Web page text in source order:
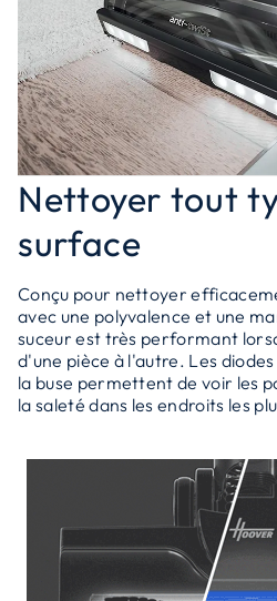
Nettoyer tout
surface
Conçu pour nettoyer
avec une polyvalence et une
suceur est très performant
d'une pièce à l'autre. Les
la buse permettent de voir les
la saleté dans les endroits les